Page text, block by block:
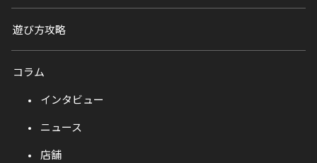
遊び方攻略
コラム
インタビュー
ニュース
店舗